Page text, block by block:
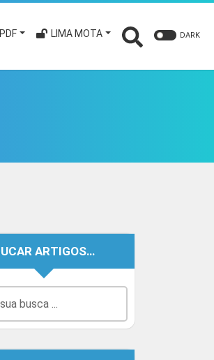
LIMA MOTA DARK
ARTIGOS…